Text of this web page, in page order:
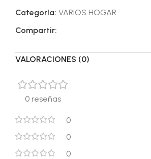
Categoría: VARIOS HOGAR
Compartir:
VALORACIONES (0)
0 reseñas
0
0
0